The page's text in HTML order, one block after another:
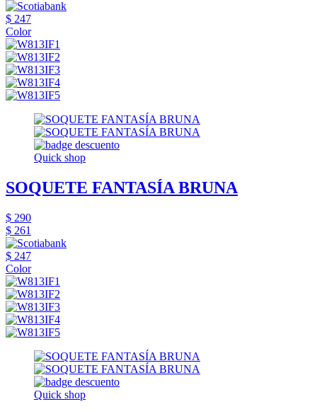
$ 247
Color
Quick shop
SOQUETE FANTASÍA BRUNA
$ 290
$ 261
$ 247
Color
Quick shop